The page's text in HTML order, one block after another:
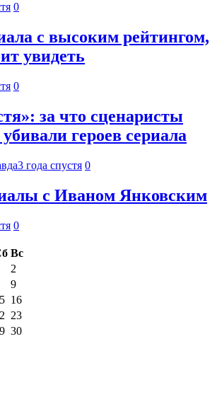
0
с высоким рейтингом,
увидеть
0
за что сценаристы
героев сериала
3 года спустя 0
с Иваном Янковским
0
Вс
2
9
16
23
30